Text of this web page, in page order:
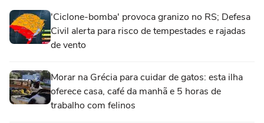
'Ciclone-bomba' provoca granizo no RS; Defesa
Civil alerta para risco de tempestades e rajadas
de vento
Morar na Grécia para cuidar de gatos: esta ilha
oferece casa, café da manhã e 5 horas de
trabalho com felinos